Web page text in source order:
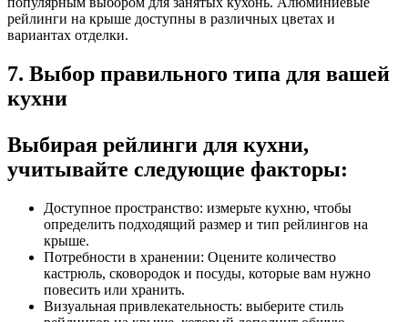
рейлинги на крыше доступны в различных цветах и ​​
вариантах отделки.
7. Выбор правильного типа для вашей
кухни
Выбирая рейлинги для кухни,
учитывайте следующие факторы:
Доступное пространство: измерьте кухню, чтобы
определить подходящий размер и тип рейлингов на
крыше.
Потребности в хранении: Оцените количество
кастрюль, сковородок и посуды, которые вам нужно
повесить или хранить.
Визуальная привлекательность: выберите стиль